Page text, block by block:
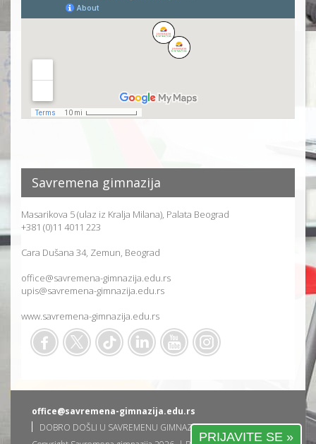
PRIJAVITE SE »
Savremena gimnazija
Masarikova 5 (ulaz iz Kralja Milana), Palata Beograd
+381 (0)11 4011 223
Cara Dušana 34, Zemun, Beograd
office@savremena-gimnazija.edu.rs
upis@savremena-gimnazija.edu.rs
www.savremena-gimnazija.edu.rs
office@savremena-gimnazija.edu.rs
DOBRO DOŠLI U SAVREMENU GIMNAZIJU